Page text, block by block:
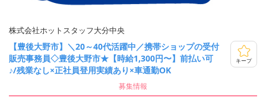
株式会社ホットスタッフ大分中央
【豊後大野市】＼20～40代活躍中／携帯ショップの受付
販売事務員◇豊後大野市★【時給1,300円〜】前払い可
♪/残業なし×正社員登用実績あり×車通勤OK
キープ
募集情報